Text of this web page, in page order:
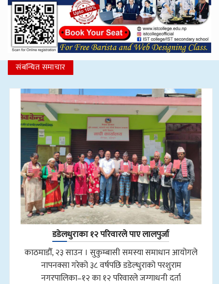
संबन्धित समाचार
डडेलधुराका १२ परिवारले पाए लालपुर्जा
काठमाडौँ, २३ साउन । सुकुम्बासी समस्या समाधान आयोगले
नापनक्सा गरेको ३८ वर्षपछि डडेल्धुराको परशुराम
नगरपालिका–१२ का १२ परिवारले जग्गाधनी दर्ता